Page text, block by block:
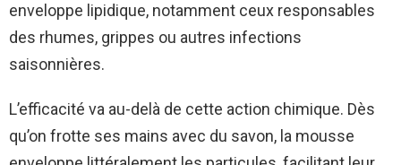
enveloppe lipidique, notamment ceux responsables
des rhumes, grippes ou autres infections
saisonnières.
L’efficacité va au-delà de cette action chimique. Dès
qu’on frotte ses mains avec du savon, la mousse